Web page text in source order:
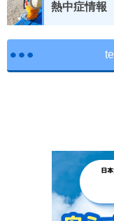
熱中症情報